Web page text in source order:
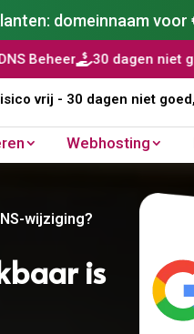
domeinnaam voor
niet goed, geld terug
vrij - 30 dagen niet
Webhosting
wijziging?
is